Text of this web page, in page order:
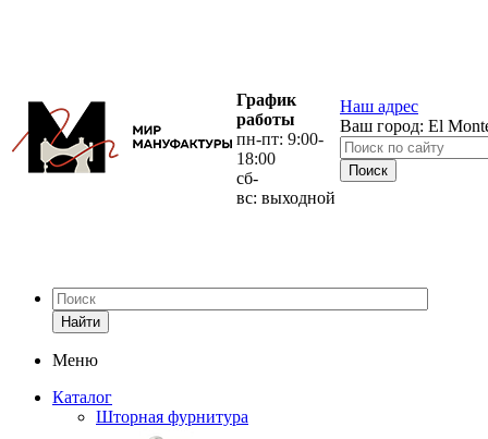
График
работы
пн-пт: 9:00-
18:00
сб-
вс: выходной
Наш адрес
Ваш город: El
Найти
Меню
Каталог
Шторная фурнитура